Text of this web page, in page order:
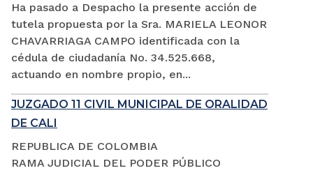
Ha pasado a Despacho la presente acción de
tutela propuesta por la Sra. MARIELA LEONOR
CHAVARRIAGA CAMPO identificada con la
cédula de ciudadanía No. 34.525.668,
actuando en nombre propio, en...
JUZGADO 11 CIVIL MUNICIPAL DE ORALIDAD
DE CALI
REPUBLICA DE COLOMBIA
RAMA JUDICIAL DEL PODER PÚBLICO